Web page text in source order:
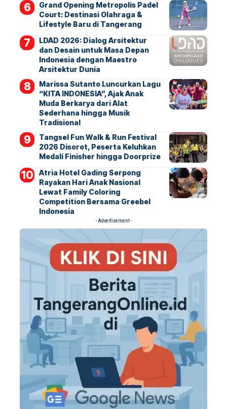
Grand Opening Metropolis Padel
Court: Destinasi Olahraga &
Lifestyle Baru di Tangerang
LDAD 2026: Dialog Arsitektur
dan Desain untuk Masa Depan
Indonesia dengan Maestro
Arsitektur Dunia
Marissa Sutanto Luncurkan Lagu
“KITA INDONESIA”, Ajak Anak
Muda Berkarya dari Alat
Sederhana hingga Musik
Tradisional
Tangsel Fun Walk & Run Festival
2026 Disorot, Peserta Keluhkan
Medali Finisher hingga Doorprize
Atria Hotel Gading Serpong
Rayakan Hari Anak Nasional
Lewat Family Coloring
Competition Bersama Greebel
Indonesia
- Advertisement -